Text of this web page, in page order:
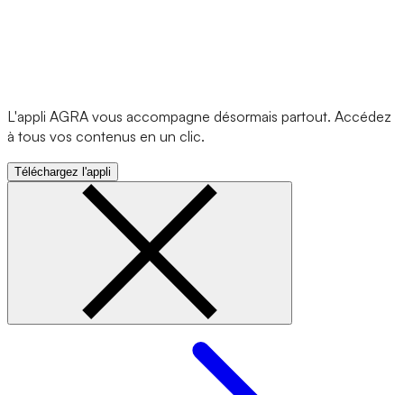
L'appli AGRA vous accompagne désormais partout. Accédez
à tous vos contenus en un clic.
Téléchargez l'appli